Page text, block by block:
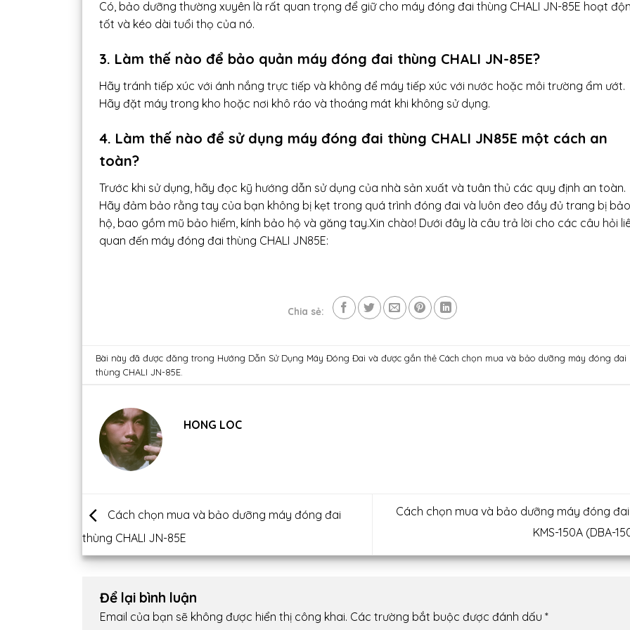
Có, bảo dưỡng thường xuyên là rất quan trọng để giữ cho máy đóng đai thùng CHALI JN-85E hoạt
tốt và kéo dài tuổi thọ của nó.
3. Làm thế nào để bảo quản máy đóng đai thùng CHALI JN-85E?
Hãy tránh tiếp xúc với ánh nắng trực tiếp và không để máy tiếp xúc với nước hoặc môi trường ẩm ướt.
Hãy đặt máy trong kho hoặc nơi khô ráo và thoáng mát khi không sử dụng.
4. Làm thế nào để sử dụng máy đóng đai thùng CHALI JN85E một cách an
toàn?
Trước khi sử dụng, hãy đọc kỹ hướng dẫn sử dụng của nhà sản xuất và tuân thủ các quy định an toàn.
Hãy đảm bảo rằng tay của bạn không bị kẹt trong quá trình đóng đai và luôn đeo đầy đủ trang bị bảo
hộ, bao gồm mũ bảo hiểm, kính bảo hộ và găng tay.Xin chào! Dưới đây là câu trả lời cho các câu hỏi
quan đến máy đóng đai thùng CHALI JN85E:
Chia sẻ:
Bài này đã được đăng trong Hướng Dẫn Sử Dụng Máy Đóng Đai và được gắn thẻCách chọn mua và bảo dưỡng máy đóng đai
thùng CHALI JN-85E
HONG LOC
Cách chọn mua và bảo dưỡng máy đóng đai
thùng CHALI JN-85E
Cách chọn mua và bảo dưỡng máy đóng
KMS-150A (DBA-
Để lại bình luận
Email của bạn sẽ không được hiển thị công khai. Các trường bắt buộc được đánh dấu *